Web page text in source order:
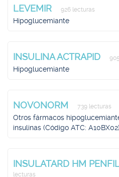
LEVEMIR 926 lecturas
Hipoglucemiante
INSULINA ACTRAPID
Hipoglucemiante
NOVONORM 739 lecturas
Otros fármacos
insulinas (Código ATC:
INSULATARD HM
lecturas